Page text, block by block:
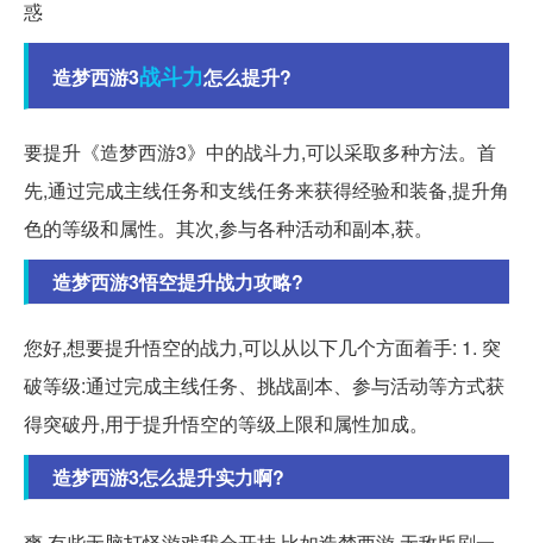
惑
造梦西游3战斗力怎么提升?
要提升《造梦西游3》中的战斗力,可以采取多种方法。首
先,通过完成主线任务和支线任务来获得经验和装备,提升角
色的等级和属性。其次,参与各种活动和副本,获。
造梦西游3悟空提升战力攻略?
您好,想要提升悟空的战力,可以从以下几个方面着手: 1. 突
破等级:通过完成主线任务、挑战副本、参与活动等方式获
得突破丹,用于提升悟空的等级上限和属性加成。
造梦西游3怎么提升实力啊?